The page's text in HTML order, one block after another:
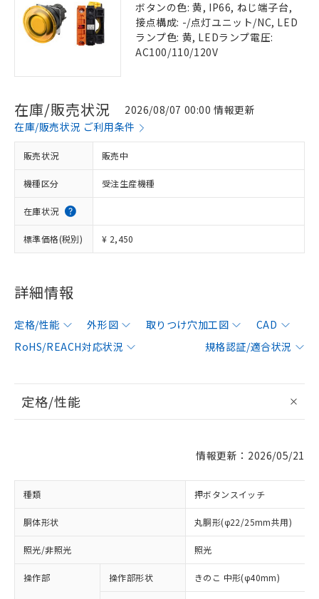
ボタンの色: 黄, IP66, ねじ端子台,
接点構成: -/点灯ユニット/NC, LED
ランプ色: 黄, LEDランプ電圧:
AC100/110/120V
在庫/販売状況
2026/08/07 00:00 情報更新
在庫/販売状況 ご利用条件
販売状況 販売中
機種区分 受注生産機種
在庫状況
標準価格(税別) ¥ 2,450
詳細情報
定格/性能 外形図 取りつけ穴加工図
CAD
RoHS/REACH対応状況
規格認証/適合状況
定格/性能
情報更新：2026/05/21
種類 押ボタンスイッチ
胴体形状 丸胴形(φ22/25mm共用)
照光/非照光 照光
操作部 操作部形状 きのこ 中形(φ40mm)